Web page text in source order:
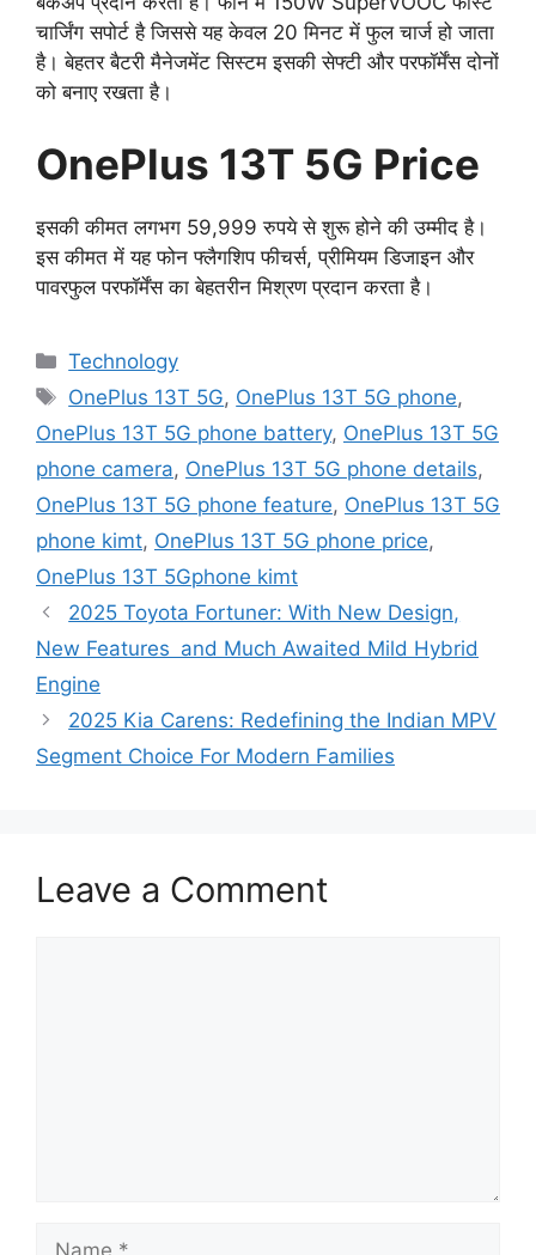
चार्जिंग सपोर्ट है जिससे यह केवल 20 मिनट में फुल चार्ज हो जाता
है। बेहतर बैटरी मैनेजमेंट सिस्टम इसकी सेफ्टी और परफॉर्मेंस दोनों
को बनाए रखता है।
OnePlus 13T 5G Price
इसकी कीमत लगभग 59,999 रुपये से शुरू होने की उम्मीद है।
इस कीमत में यह फोन फ्लैगशिप फीचर्स, प्रीमियम डिजाइन और
पावरफुल परफॉर्मेंस का बेहतरीन मिश्रण प्रदान करता है।
Categories
Technology
Tags
OnePlus 13T 5G, OnePlus 13T 5G phone,
OnePlus 13T 5G phone battery, OnePlus 13T 5G
phone camera, OnePlus 13T 5G phone details,
OnePlus 13T 5G phone feature, OnePlus 13T 5G
phone kimt, OnePlus 13T 5G phone price,
OnePlus 13T 5Gphone kimt
2025 Toyota Fortuner: With New Design,
New Features and Much Awaited Mild Hybrid
Engine
2025 Kia Carens: Redefining the Indian MPV
Segment Choice For Modern Families
Leave a Comment